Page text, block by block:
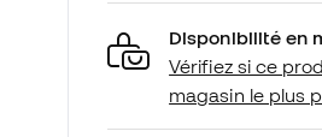
Disponibilité en
Vérifiez si ce
magasin le plus